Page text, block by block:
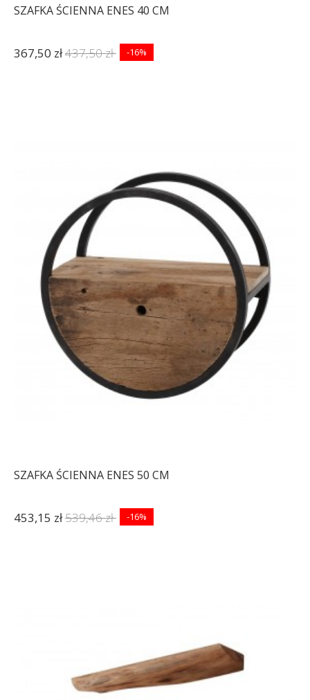
SZAFKA ŚCIENNA ENES 40 CM
367,50 zł437,50 zł -16%
SZAFKA ŚCIENNA ENES 50 CM
453,15 zł539,46 zł -16%